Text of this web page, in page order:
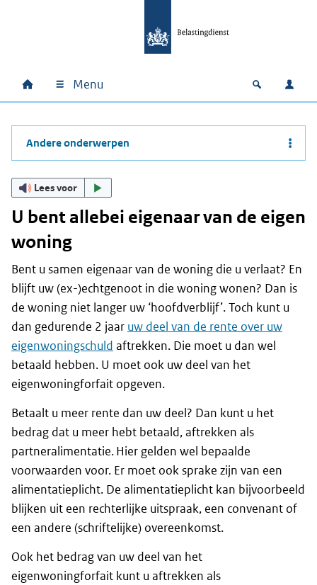
Hoofdnavigatie
Home Menu Open
Andere onderwerpen
Lees voor
U bent allebei eigenaar van de eigen
woning
Bent u samen eigenaar van de woning die u verlaat? En
blijft uw (ex-)echtgenoot in die woning wonen? Dan is
de woning niet langer uw ‘hoofdverblijf’. Toch kunt u
dan gedurende 2 jaar uw deel van de rente over uw
eigenwoningschuld aftrekken. Die moet u dan wel
betaald hebben. U moet ook uw deel van het
eigenwoningforfait opgeven.
Betaalt u meer rente dan uw deel? Dan kunt u het
bedrag dat u meer hebt betaald, aftrekken als
partneralimentatie. Hier gelden wel bepaalde
voorwaarden voor. Er moet ook sprake zijn van een
alimentatieplicht. De alimentatieplicht kan bijvoorbeeld
blijken uit een rechterlijke uitspraak, een convenant of
een andere (schriftelijke) overeenkomst.
Ook het bedrag van uw deel van het
eigenwoningforfait kunt u aftrekken als